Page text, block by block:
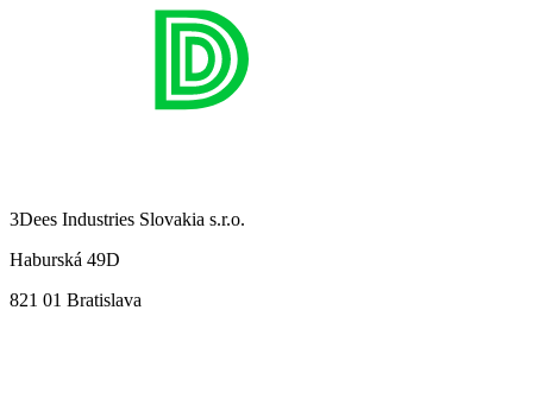
3Dees Industries Slovakia s.r.o.
Haburská 49D
821 01 Bratislava